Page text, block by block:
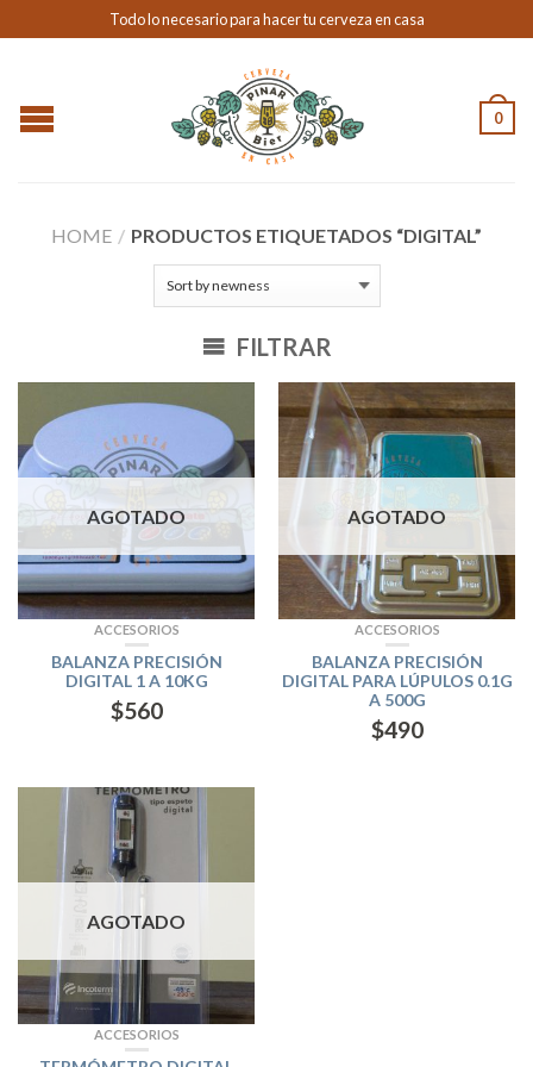
Todo lo necesario para hacer tu cerveza en casa
0
HOME / PRODUCTOS ETIQUETADOS “DIGITAL”
FILTRAR
AGOTADO
ACCESORIOS
BALANZA PRECISIÓN
DIGITAL 1 A 10KG
$560
AGOTADO
ACCESORIOS
BALANZA PRECISIÓN
DIGITAL PARA LÚPULOS 0.1G
A 500G
$490
AGOTADO
ACCESORIOS